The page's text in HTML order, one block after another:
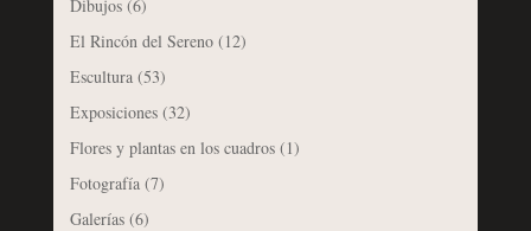
Dibujos(6)
El Rincón del Sereno(12)
Escultura(53)
Exposiciones(32)
Flores y plantas en los cuadros(1)
Fotografía(7)
Galerías(6)